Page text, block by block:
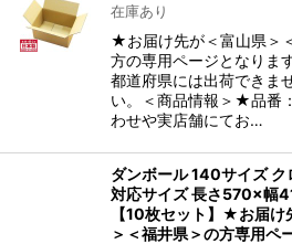
在庫あり
★お届け先が＜富山県＞
方の専用ページとなりま
都道府県には出荷できま
い。＜商品情報＞★品番
わせや実店舗にてお…
ダンボール 140サイズ ク
対応サイズ 長さ570×幅
【10枚セット】★お届
＞＜福井県＞の方専用ペ